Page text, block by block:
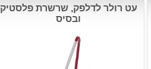
עט רולר לדלפק, שרשרת פלסטיק
ובסיס